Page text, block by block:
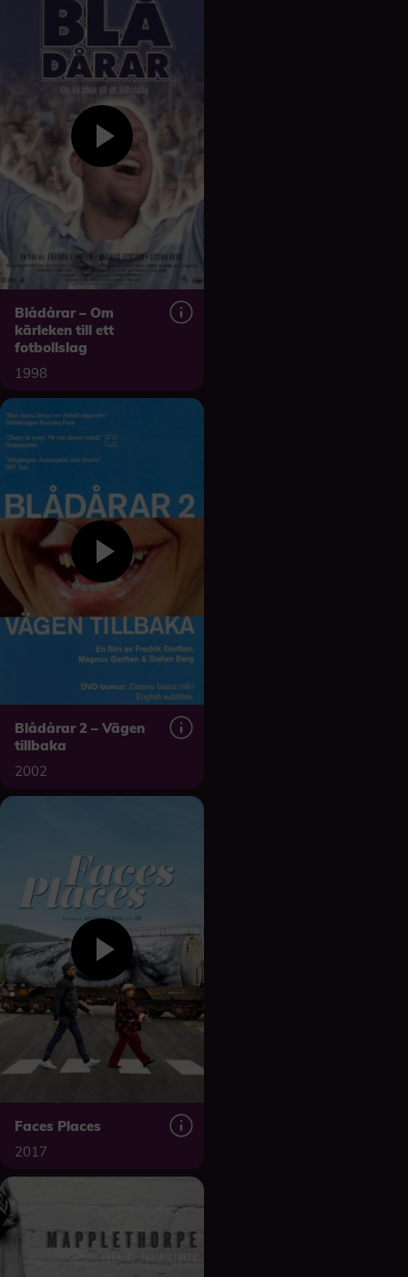
Blådårar – Om
kärleken till ett
fotbollslag
1998
Blådårar 2 – Vägen
tillbaka
2002
Faces Places
2017